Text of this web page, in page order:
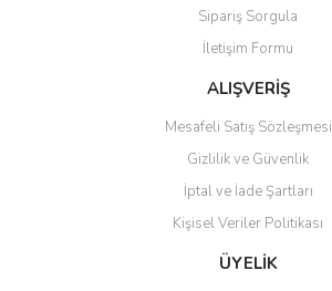
Bu ürüne benzer farklı alternatifler olmalı.
Gönder
Sipariş Sorgula
İletişim Formu
ALIŞVERİŞ
Mesafeli Satış Sözleşmesi
Gizlilik ve Güvenlik
İptal ve İade Şartları
Kişisel Veriler Politikası
ÜYELİK